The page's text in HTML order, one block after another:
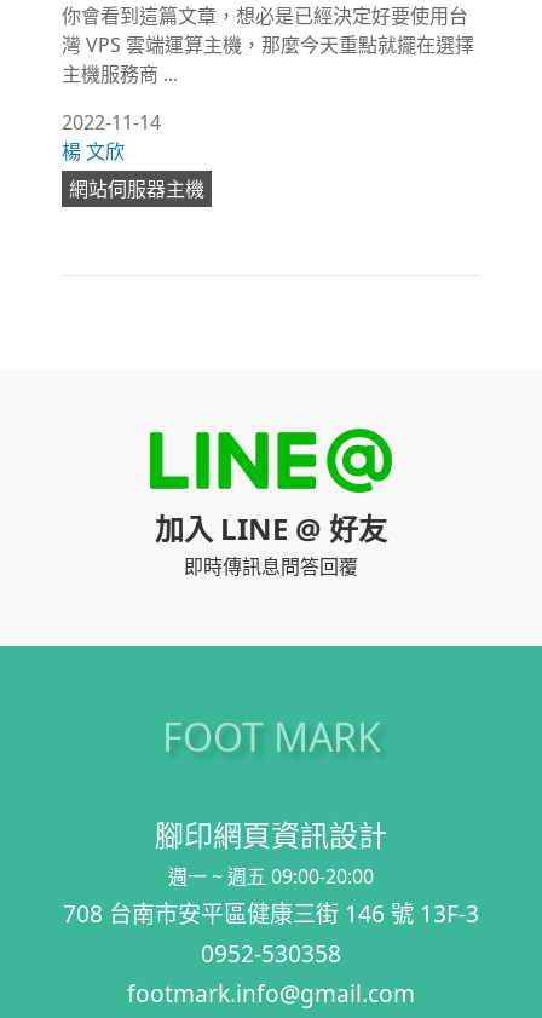
你會看到這篇文章，想必是已經決定好要使用台
灣 VPS 雲端運算主機，那麼今天重點就擺在選擇
主機服務商 ...
2022-11-14
楊 文欣
網站伺服器主機
加入 LINE @ 好友
即時傳訊息問答回覆
FOOT MARK
腳印網頁資訊設計
週一 ~ 週五 09:00-20:00
708 台南市安平區健康三街 146 號 13F-3
0952-530358
footmark.info@gmail.com